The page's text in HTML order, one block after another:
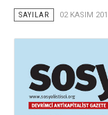
SAYILAR 02 KASIM